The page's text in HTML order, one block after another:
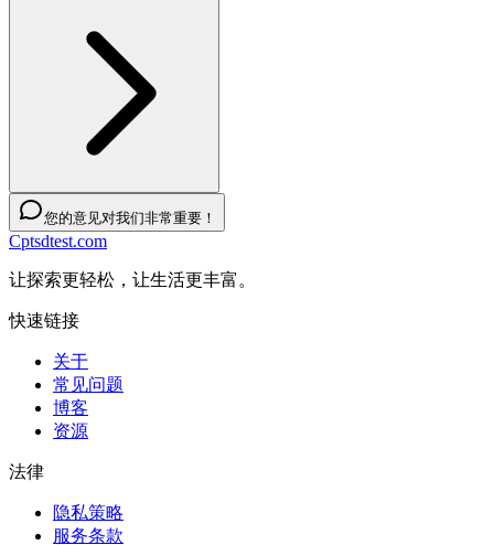
您的意见对我们非常重要！
Cptsdtest.com
让探索更轻松，让生活更丰富。
快速链接
关于
常见问题
博客
资源
法律
隐私策略
服务条款